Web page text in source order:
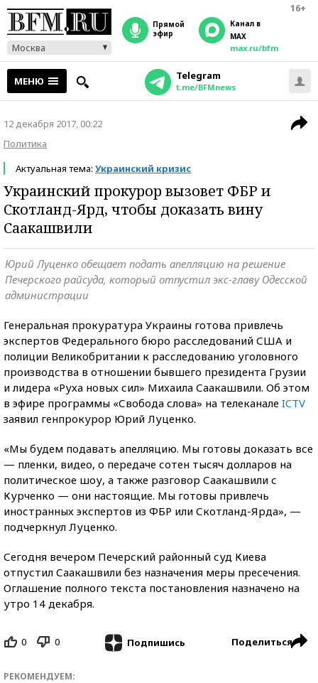
16+
Москва
прямой
эфир
Канал в
MAX
max.ru/bfm
МЕНЮ Telegram
t.me/BFMnews
12 декабря 2017, 00:22
Политика
Актуальная тема: Украинский кризис
Украинский прокурор вызовет ФБР и
Скотланд-Ярд, чтобы доказать вину
Саакашвили
Юрий Луценко обещает подать апелляцию на решение
Печерского райсуда, который отпустил экс-главу Одесской
администрации
Генеральная прокуратура Украины готова привлечь
экспертов Федерального бюро расследований США и
полиции Великобритании к расследованию уголовного
производства в отношении бывшего президента Грузии
и лидера «Руха новых сил» Михаила Саакашвили. Об этом
в эфире программы «Свобода слова» на телеканале ICTV
заявил генпрокурор Юрий Луценко.
«Мы будем подавать апелляцию. Мы готовы доказать все
— пленки, видео, о передаче сотен тысяч долларов на
политическое шоу, а также разговор Саакашвили с
Курченко — они настоящие. Мы готовы привлечь
иностранных экспертов из ФБР или Скотланд-Ярда», —
подчеркнул Луценко.
Сегодня вечером Печерский районный суд Киева
отпустил Саакашвили без назначения меры пресечения.
Оглашение полного текста постановления назначено на
утро 14 декабря.
0 0 Подпишись Поделиться
РЕКОМЕНДУЕМ: